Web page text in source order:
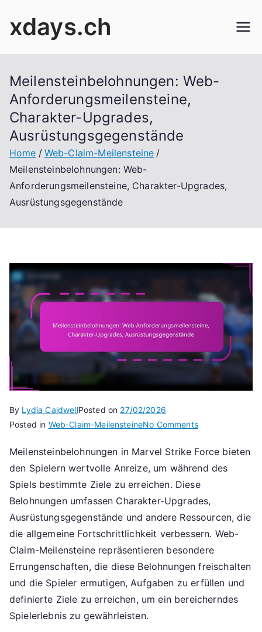
xdays.ch
Meilensteinbelohnungen: Web-
Anforderungsmeilensteine,
Charakter-Upgrades,
Ausrüstungsgegenstände
Home
Web-Claim-Meilensteine
Meilensteinbelohnungen: Web-
Anforderungsmeilensteine, Charakter-Upgrades,
Ausrüstungsgegenstände
By Lydia CaldwellPosted on 27/02/2026
Posted in Web-Claim-MeilensteineNo Commentson
Web-
Charakter-
Upgrades,
Meilensteinbelohnungen in Marvel Strike Force bieten
den Spielern wertvolle Anreize, um während des
Spiels bestimmte Ziele zu erreichen. Diese
Belohnungen umfassen Charakter-Upgrades,
Ausrüstungsgegenstände und andere Ressourcen, die
die allgemeine Fortschrittlichkeit verbessern. Web-
Claim-Meilensteine repräsentieren besondere
Errungenschaften, die diese Belohnungen freischalten
und die Spieler ermutigen, Aufgaben zu erfüllen und
definierte Ziele zu erreichen, um ein bereicherndes
Spielerlebnis zu gewährleisten.